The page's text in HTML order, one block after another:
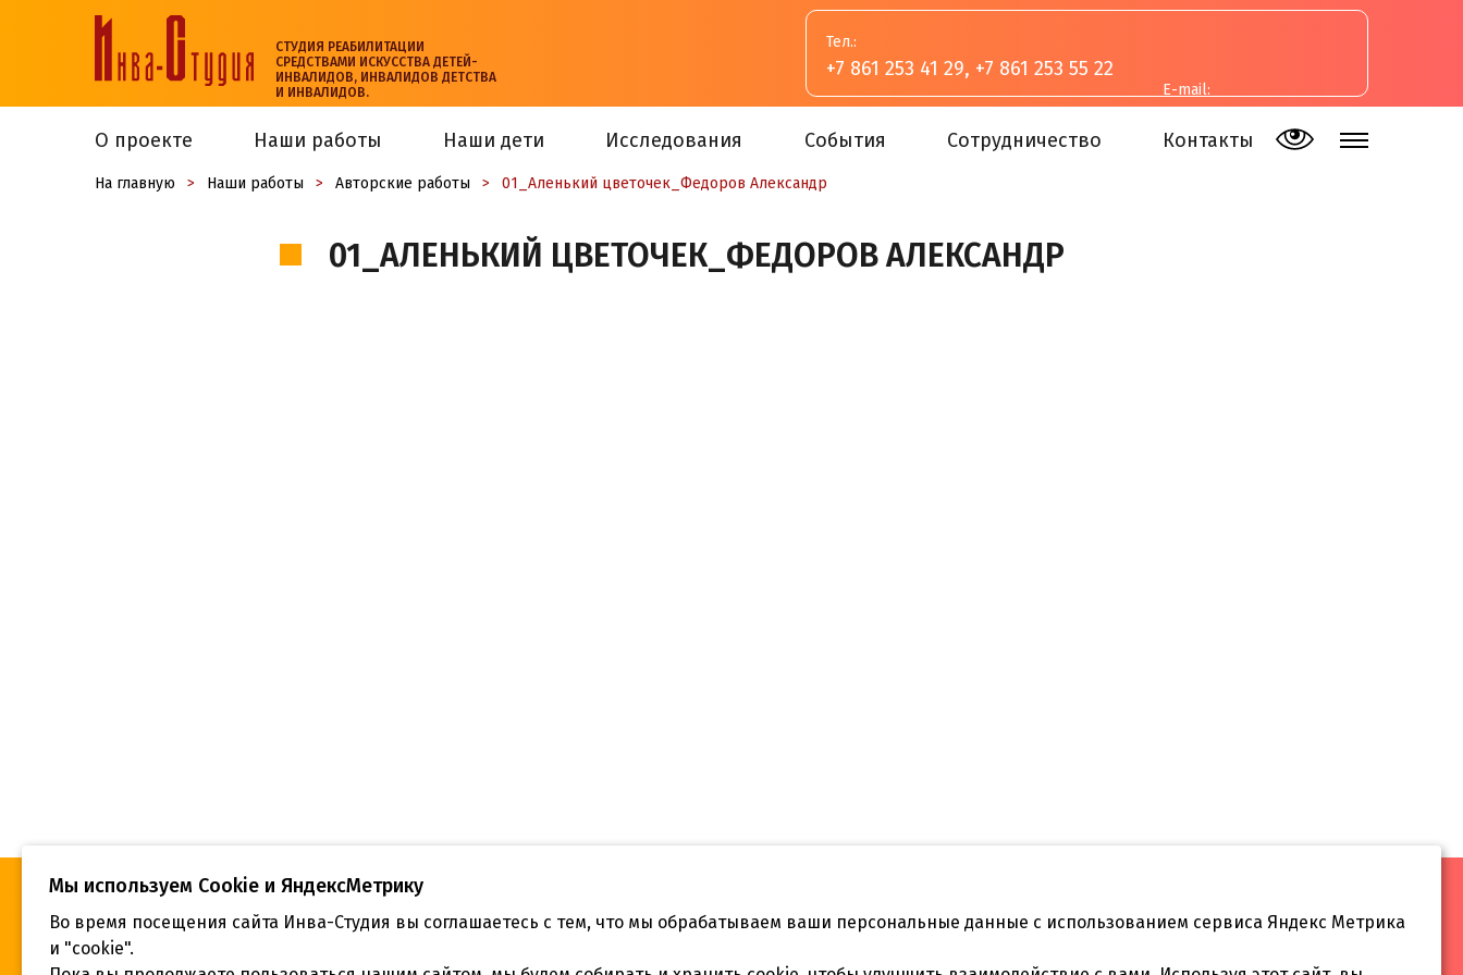
СТУДИЯ РЕАБИЛИТАЦИИ
СРЕДСТВАМИ ИСКУССТВА ДЕТЕЙ-
ИНВАЛИДОВ, ИНВАЛИДОВ ДЕТСТВА
И ИНВАЛИДОВ.
Тел.:
+7 861 253 41 29, +7 861 253 55 22
E-mail:
О проекте
Наши работы Наши дети Исследования События Сотрудничество Контакты
На главную > Наши работы > Авторские работы > 01_Аленький цветочек_Федоров Александр
01_АЛЕНЬКИЙ ЦВЕТОЧЕК_ФЕДОРОВ АЛЕКСАНДР
«Инва-Студия. Академия. Центр
социальной реабилитации», © 2026 г.
Адрес: Телефон:
Мы используем Сookie и ЯндексМетрику
Во время посещения сайта Инва-Студия вы соглашаетесь с тем, что мы обрабатываем ваши персональные данные с использованием сервиса Яндекс Метрика
и "cookie".